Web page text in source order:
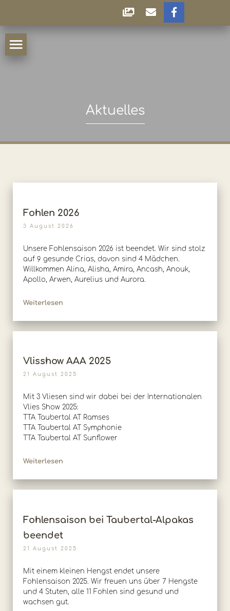
Aktuelles
Fohlen 2026
3 August 2026
Unsere Fohlensaison 2026 ist beendet. Wir sind stolz
auf 9 gesunde Crias, davon sind 4 Mädchen.
Willkommen Alina, Alisha, Amira, Ancash, Anouk,
Apollo, Arwen, Aurelius und Aurora.
Weiterlesen
Vlisshow AAA 2025
21 August 2025
Mit 3 Vliesen sind wir dabei bei der Internationalen
Vlies Show 2025:
TTA Taubertal AT Ramses
TTA Taubertal AT Symphonie
TTA Taubertal AT Sunflower
Weiterlesen
Fohlensaison bei Taubertal-Alpakas
beendet
21 August 2025
Mit einem kleinen Hengst endet unsere
Fohlensaison 2025. Wir freuen uns über 7 Hengste
und 4 Stuten, alle 11 Fohlen sind gesund und
wachsen gut.